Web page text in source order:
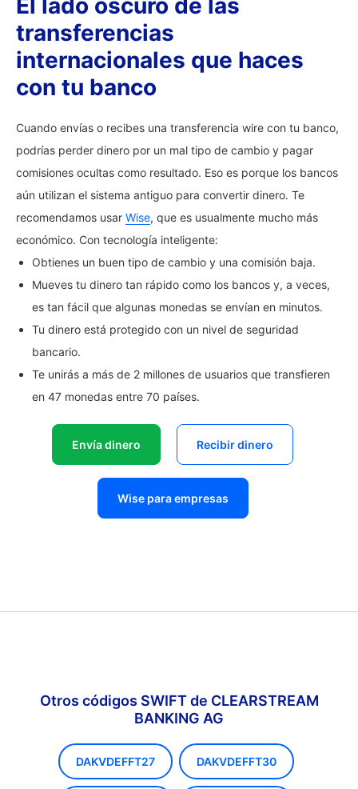
El lado oscuro de las
transferencias
internacionales que haces
con tu banco
Cuando envías o recibes una transferencia wire con tu banco,
podrías perder dinero por un mal tipo de cambio y pagar
comisiones ocultas como resultado. Eso es porque los bancos
aún utilizan el sistema antiguo para convertir dinero. Te
recomendamos usar Wise, que es usualmente mucho más
económico. Con tecnología inteligente:
Obtienes un buen tipo de cambio y una comisión baja.
Mueves tu dinero tan rápido como los bancos y, a veces,
es tan fácil que algunas monedas se envían en minutos.
Tu dinero está protegido con un nivel de seguridad
bancario.
Te unirás a más de 2 millones de usuarios que transfieren
en 47 monedas entre 70 países.
Envía dinero Recibir dinero
Wise para empresas
Otros códigos SWIFT de CLEARSTREAM
BANKING AG
DAKVDEFFT27 DAKVDEFFT30